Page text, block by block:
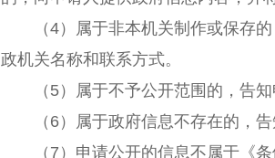
（4）属于非本机关制作或保存
政机关名称和联系方式。
（ 5）属于不予公开范围的，告知
（ 6）属于政府信息不存在的，告
（ 7 ）申请公开的信息不属于《